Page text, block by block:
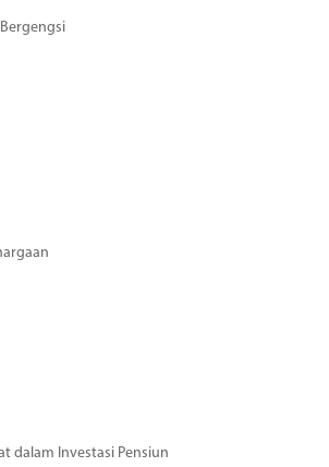
dalam Investasi Pensiun